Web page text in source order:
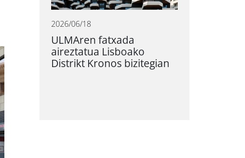
2026/06/18
ULMAren fatxada
aireztatua Lisboako
Distrikt Kronos bizitegian